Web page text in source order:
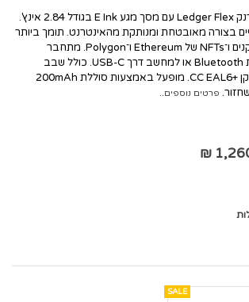
מלאי מיידי בארץ !!! ארנק Ledger Flex עם מסך מגע E Ink בגודל 2.84 אינץ'.
בצורה מאובטחת ומנותקת מהאינטרנט. תומך ביותר
מ־5,500 מטבעות וטוקנים ו־NFTs של Ethereum ו־Polygon. מתחבר
לסמארטפון באמצעות Bluetooth או למחשב דרך USB-C. כולל שבב
אבטחה מתקדם עם תקן +CC EAL6. מופעל באמצעות סוללת 200mAh
פרטים נוספים..
SALE